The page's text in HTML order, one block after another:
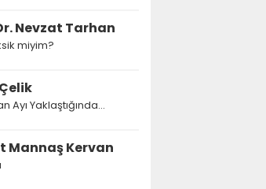
Nevzat Tarhan
miyim?
Ayı Yaklaştığında...
Mannaş Kervan